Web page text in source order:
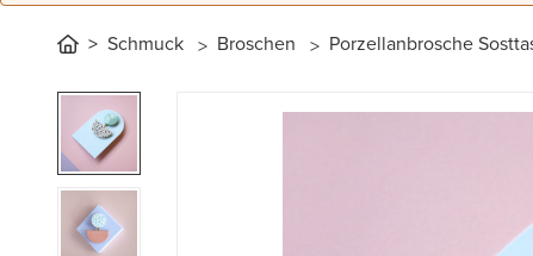
Schmuck Broschen Porzellanbrosche